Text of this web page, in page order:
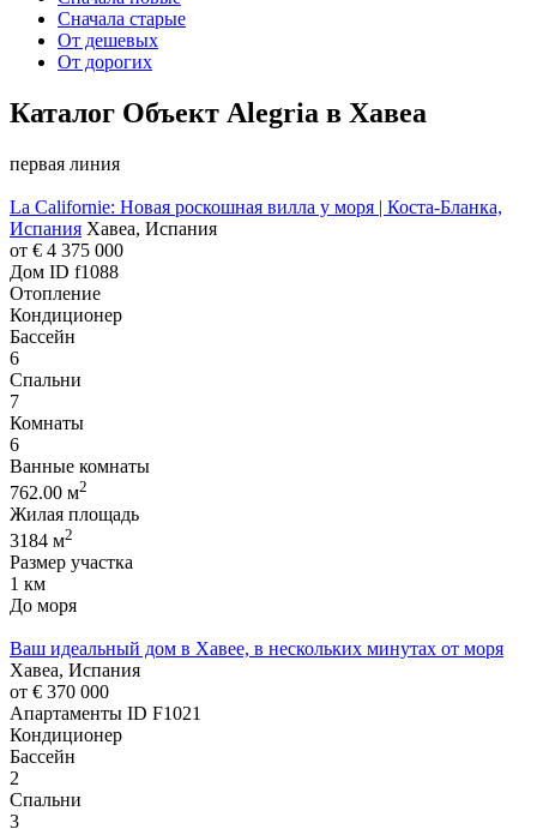
Сначала старые
От дешевых
От дорогих
Каталог Объект Alegria в Хавеа
первая линия
La Californie: Новая роскошная вилла у моря | Коста-Бланка,
Испания Хавеа, Испания
от € 4 375 000
Дом ID f1088
Отопление
Кондиционер
Бассейн
6
Спальни
7
Комнаты
6
Ванные комнаты
762.00 м2
Жилая площадь
3184 м2
Размер участка
1 км
До моря
Ваш идеальный дом в Хавее, в нескольких минутах от моря
Хавеа, Испания
от € 370 000
Апартаменты ID F1021
Кондиционер
Бассейн
2
Спальни
3